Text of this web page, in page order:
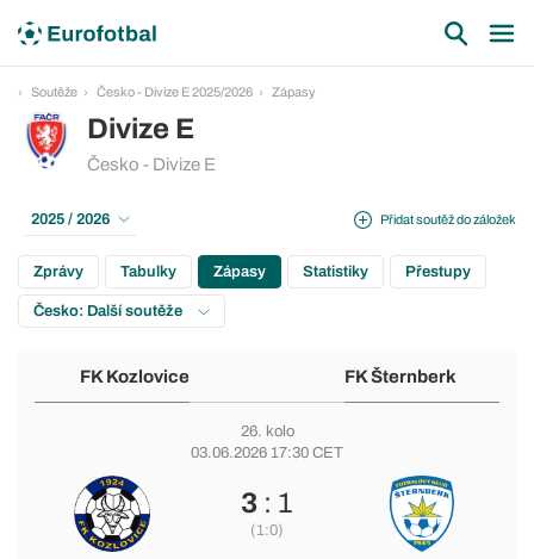
Soutěže Česko - Divize E 2025/2026 Zápasy
Divize E
Česko - Divize E
Přidat soutěž do záložek
2025 / 2026
Zprávy Tabulky Zápasy Statistiky Přestupy
Česko: Další soutěže
FK Kozlovice FK Šternberk
26. kolo
03.06.2026 17:30 CET
3: 1
(1:0)